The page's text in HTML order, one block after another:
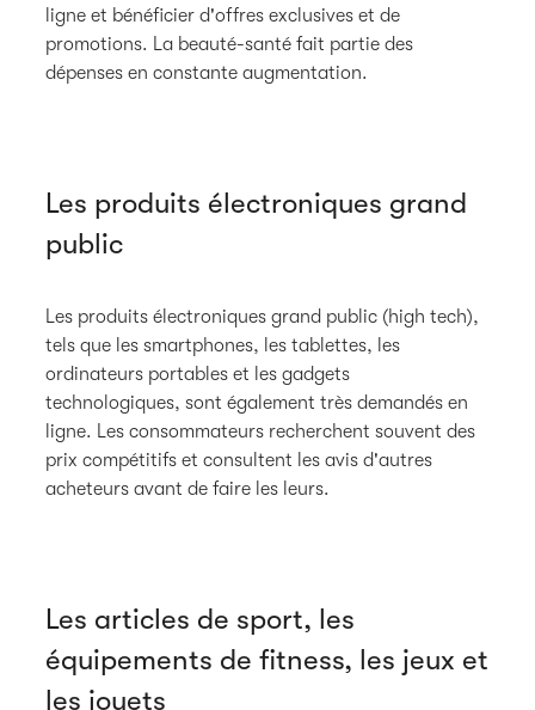
ligne et bénéficier d'offres exclusives et de
promotions. La beauté-santé fait partie des
dépenses en constante augmentation.
Les produits électroniques grand
public
Les produits électroniques grand public (high tech),
tels que les smartphones, les tablettes, les
ordinateurs portables et les gadgets
technologiques, sont également très demandés en
ligne. Les consommateurs recherchent souvent des
prix compétitifs et consultent les avis d'autres
acheteurs avant de faire les leurs.
Les articles de sport, les
équipements de fitness, les jeux et
les jouets